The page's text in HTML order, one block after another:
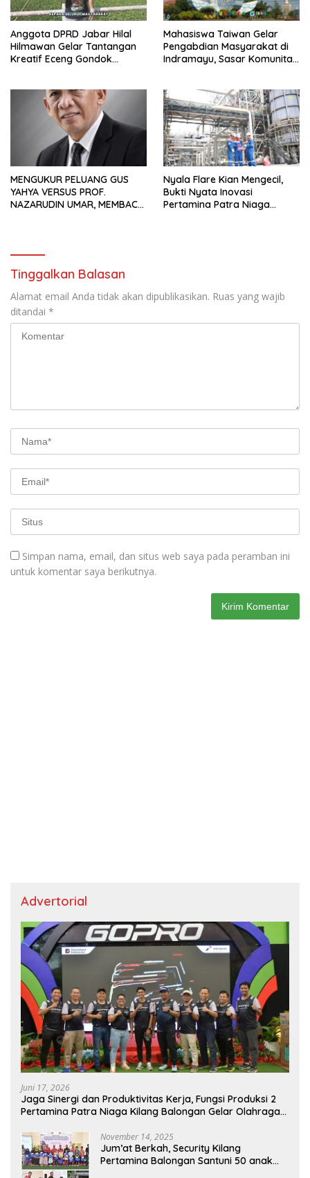
Anggota DPRD Jabar Hilal
Hilmawan Gelar Tantangan
Kreatif Eceng Gondok
Mahasiswa Taiwan Gelar
Pengabdian Masyarakat di
Indramayu, Sasar Komunitas
MENGUKUR PELUANG GUS
YAHYA VERSUS PROF.
NAZARUDIN UMAR, MEMBACA
Nyala Flare Kian Mengecil,
Bukti Nyata Inovasi
Pertamina Patra Niaga
Tinggalkan Balasan
Alamat email Anda tidak akan dipublikasikan. Ruas yang wajib
ditandai *
Simpan nama, email, dan situs web saya pada peramban ini
untuk komentar saya berikutnya.
Advertorial
Juni 17, 2026
Jaga Sinergi dan Produktivitas Kerja, Fungsi Produksi 2
Pertamina Patra Niaga Kilang Balongan Gelar Olahraga
November 14, 2025
Jum’at Berkah, Security Kilang
Pertamina Balongan Santuni 50 anak